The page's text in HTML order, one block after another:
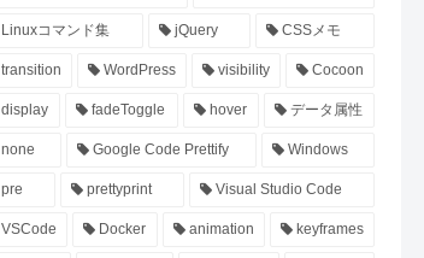
Linuxコマンド集 jQuery CSSメモ
transition WordPress visibility Cocoon
display fadeToggle hover データ属性
none Google Code Prettify Windows
pre prettyprint Visual Studio Code
VSCode Docker animation keyframes